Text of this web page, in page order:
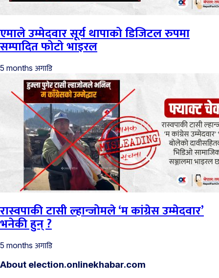
एमाले उम्मेदवार सूर्य थापाको डिजिटल रुपमा
सम्पादित फोटो भाइरल
5 months अगाडि
रास्वपाकी टासी ल्हान्जोमले ‘म कांग्रेस उम्मेदवार’
भनेकी हुन् ?
5 months अगाडि
About election.onlinekhabar.com